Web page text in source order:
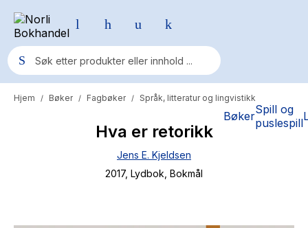
BøkerSpill og
puslespill
Populære søk
Fury Bound - Sable Sorensen
Hjem / Bøker / Fagbøker / Språk, litteratur og lingvistikk
Hva er retorikk
Jens E. Kjeldsen
2017, Lydbok , Bokmål